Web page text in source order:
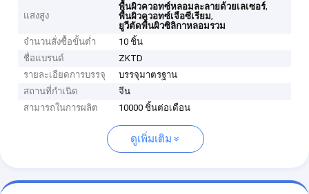
แสงสูง
พื้นผิวควอทซ์หลอมละลายด้วยเลเซอร์,
พื้นผิวควอทซ์เจือซีเรียม,
ยูวีตัดพื้นผิวซิลิกาหลอมรวม
จำนวนสั่งซื้อขั้นต่ำ
10 ชิ้น
ชื่อแบรนด์
ZKTD
รายละเอียดการบรรจุ
บรรจุมาตรฐาน
สถานที่กำเนิด
จีน
สามารถในการผลิต
10000 ชิ้นต่อเดือน
ดูเพิ่มเติม